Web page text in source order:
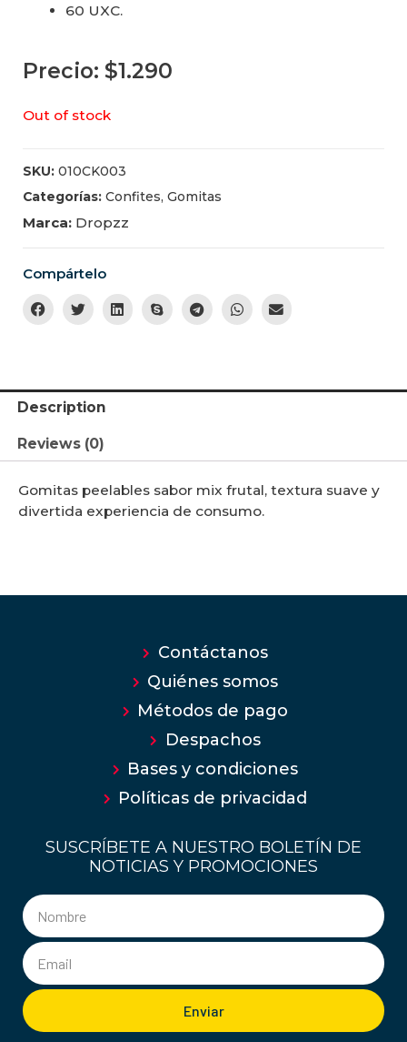
60 UXC.
Precio: $1.290
Out of stock
SKU: 010CK003
Categorías: Confites, Gomitas
Marca: Dropzz
Compártelo
Description
Reviews (0)
Gomitas peelables sabor mix frutal, textura suave y
divertida experiencia de consumo.
Contáctanos
Quiénes somos
Métodos de pago
Despachos
Bases y condiciones
Políticas de privacidad
SUSCRÍBETE A NUESTRO BOLETÍN DE
NOTICIAS Y PROMOCIONES
Enviar